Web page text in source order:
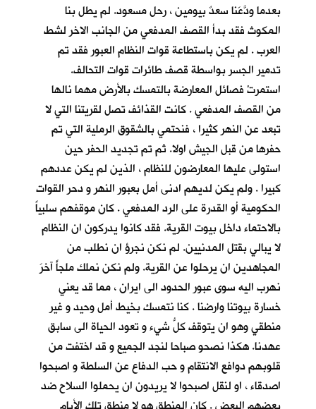
بعدما ودَّعَنا سعدٌ بيومين ، رحل مسعود. لم يطل بنا
المكوث فقد بدأ القصف المدفعي من الجانب الاخر لشط
العرب . لم يكن باستطاعة قوات النظام العبور فقد تم
تدمير الجسر بواسطة قصف طائرات قوات التحالف.
استمرتْ فصائل المعارضة بالتمسك بالأرض مهما نالها
من القصف المدفعي . كانت القذائف تصل لقريتنا التي لا
تبعد عن النهر كثيرا ، فنحتمي بالشقوق الرملية التي تم
حفرها من قبل الجيش اولا. ثم تم تجديد الحفر حين
استولى عليها المعارضون للنظام ، الذين لم يكن عددهم
كبيرا . ولم يكن لديهم ادنى أمل بعبور النهر و دحر القوات
الحكومية أو القدرة على الرد المدفعي . كان موقفهم سلبياً
بالاحتماء داخل بيوت القرية. فقد كانوا يدركون ان النظام
لا يبالي بقتل المدنيين. لم نكن نجرؤ ان نطلب من
المجاهدين ان يرحلوا عن القرية. ولم نكن نملك ملجأً آخرَ
نهرب اليه سوى عبور الحدود الى ايران ، مما قد يعني
خسارة بيوتنا وارضنا . كنا نتمسك بخيط أمل وحيد و غير
منطقي وهو ان يتوقف كلُّ شيء و تعود الحياة الى سابق
عهدنا. هكذا نصحو صباحا لنجد الجميع و قد اختفت من
قلوبهم دوافع الانتقام و حب الدفاع عن السلطة و اصبحوا
اصدقاء ، او لنقل اصبحوا لا يريدون ان يحملوا السلاح ضد